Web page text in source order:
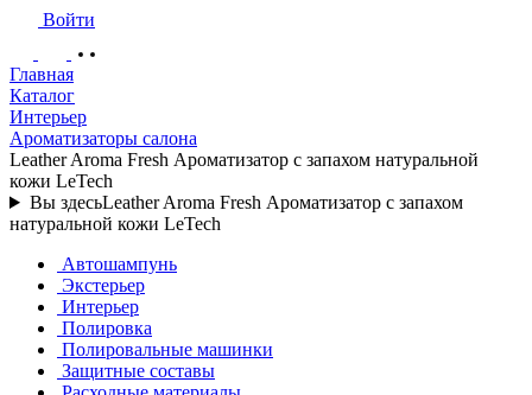
Войти
Главная
Каталог
Интерьер
Ароматизаторы салона
Leather Aroma Fresh Ароматизатор с запахом натуральной
кожи LeTech
Вы здесьLeather Aroma Fresh Ароматизатор с запахом
натуральной кожи LeTech
Автошампунь
Экстерьер
Интерьер
Полировка
Полировальные машинки
Защитные составы